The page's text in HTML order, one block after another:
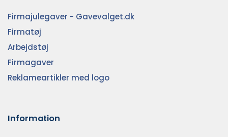
Firmajulegaver - Gavevalget.dk
Firmatøj
Arbejdstøj
Firmagaver
Reklameartikler med logo
Information